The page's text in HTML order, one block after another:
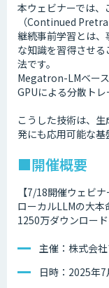
本ウェビナーでは
（Continued
継続事前学習とは
な知識を習得させ
法です。
Megatron-LMベー
GPUによる分散トレ
こうした技術は、
発にも応用可能な基
■開催概要
【7/18開催ウェビナ
ローカルLLMの大
1250万ダウンロー
主催：株式会
日時：2025年